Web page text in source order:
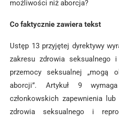
możliwości niż aborcja?
Co faktycznie zawiera tekst
Ustęp 13 przyjętej dyrektywy
zakresu zdrowia seksualnego
przemocy seksualnej „mogą
aborcji”. Artykuł 9
członkowskich zapewnienia
zdrowia seksualnego i